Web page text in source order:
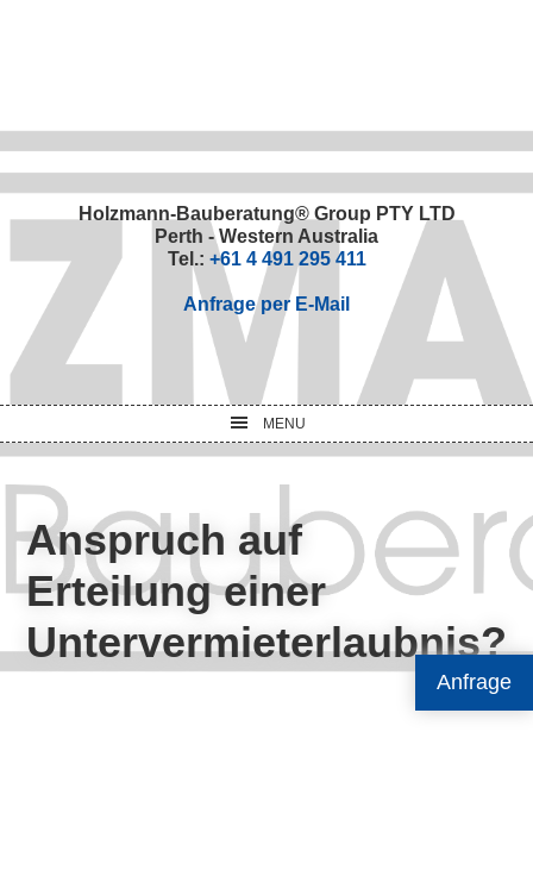
Anfrage
Holzmann-Bauberatung® Group PTY LTD
Perth - Western Australia
Tel.: +61 4 491 295 411
Anfrage per E-Mail
MENU
Anspruch auf
Erteilung einer
Untervermieterlaubnis?